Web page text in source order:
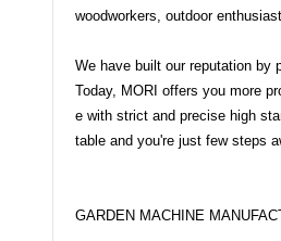
woodworkers, outdoor
We have built our reputation by
Today, MORI offers you more
e with strict and precise high
table and you're just few steps
GARDEN MACHINE